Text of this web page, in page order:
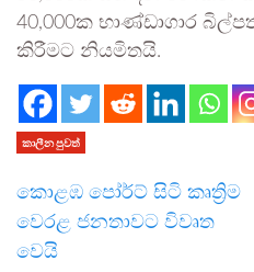
40,000ක භාණ්ඩාගාර
කිරීමට නියමිතයි.
කාලීන පුවත්
කොළඹ පෝර්ට් සිටි කෘත්‍රිම
වෙරළ ජනතාවට විවෘත
වෙයි